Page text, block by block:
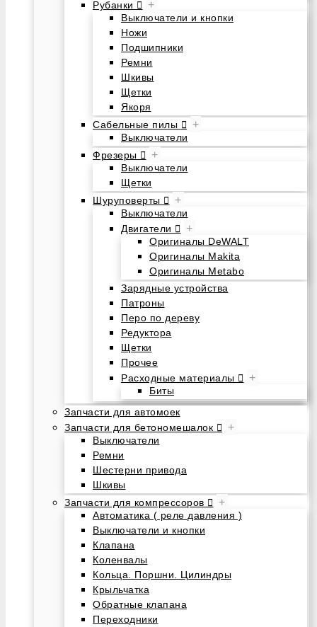
Рубанки +
Выключатели и кнопки
Ножи
Подшипники
Ремни
Шкивы
Щетки
Якоря
Сабельные пилы
+
Выключатели
Фрезеры
+
Выключатели
Щетки
Шуруповерты
+
Выключатели
Двигатели
+
Оригиналы DeWALT
Оригиналы Makita
Оригиналы Metabo
Зарядные устройства
Патроны
Перо по дереву
Редуктора
Щетки
Прочее
Расходные материалы
+
Биты
Запчасти для автомоек
Запчасти для бетономешалок
+
Выключатели
Ремни
Шестерни привода
Шкивы
Запчасти для компрессоров
+
Автоматика ( реле давления )
Выключатели и кнопки
Клапана
Коленвалы
Кольца. Поршни. Цилиндры
Крыльчатка
Обратные клапана
Переходники